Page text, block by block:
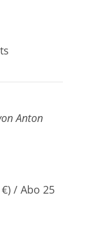
Anton
/ Abo 25